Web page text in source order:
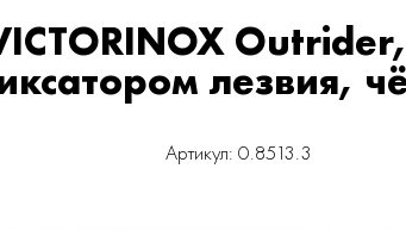
лезвия,
Артикул: 0.8513.3